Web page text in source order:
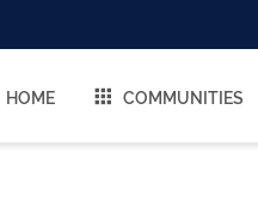
HOME COMMUNITIES